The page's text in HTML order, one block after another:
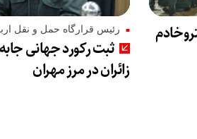
رئیس قرارگاه حمل و نقل
ثبت رکورد جهانی
زائران در مرز مهران